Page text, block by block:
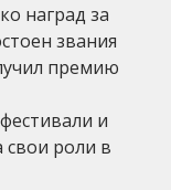
наград за
звания
премию
и
роли в